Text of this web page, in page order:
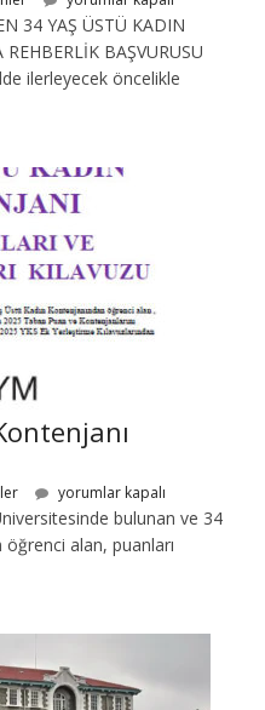
34 YAŞ ÜSTÜ KADIN
BAŞVURUSU
ilerleyecek öncelikle
yorumlar kapalı
bulunan ve 34
öğrenci alan, puanları